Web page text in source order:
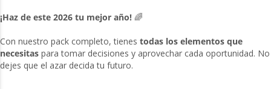
¡Haz de este 2026 tu mejor año! 🌈
Con nuestro pack completo, tienes todas los elementos que
necesitas para tomar decisiones y aprovechar cada oportunidad. No
dejes que el azar decida tu futuro.